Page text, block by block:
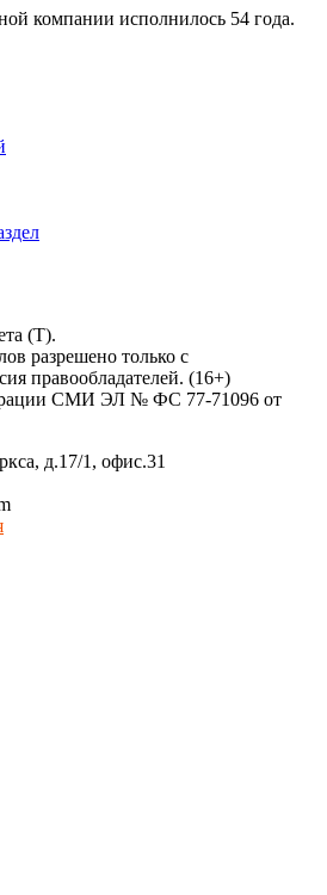
компании исполнилось 54 года.
(Т).
разрешено только с
правообладателей. (16+)
СМИ ЭЛ № ФС 77-71096 от
д.17/1, офис.31